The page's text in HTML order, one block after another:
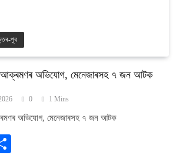
পূব
আক্ৰমণৰ অভিযোগ, মেনেজাৰসহ ৭ জন আটক
0 1 Mins
অভিযোগ, মেনেজাৰসহ ৭ জন আটক